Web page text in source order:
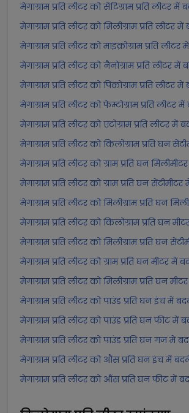
मेगाग्राम प्रति लीटर को सेंटिग्राम प्रति लीटर में
मेगाग्राम प्रति लीटर को मिलीग्राम प्रति लीटर
मेगाग्राम प्रति लीटर को माइक्रोग्राम प्रति
मेगाग्राम प्रति लीटर को नैनोग्राम प्रति लीटर में
मेगाग्राम प्रति लीटर को पिकोग्राम प्रति लीटर
मेगाग्राम प्रति लीटर को फेम्टोग्राम प्रति लीटर
मेगाग्राम प्रति लीटर को एटोग्राम प्रति लीटर में
मेगाग्राम प्रति लीटर को किलोग्राम प्रति घन
मेगाग्राम प्रति लीटर को ग्राम प्रति घन
मेगाग्राम प्रति लीटर को ग्राम प्रति घन
मेगाग्राम प्रति लीटर को मिलीग्राम प्रति घन
मेगाग्राम प्रति लीटर को किलोग्राम प्रति घन
मेगाग्राम प्रति लीटर को मिलीग्राम प्रति घन
मेगाग्राम प्रति लीटर को ग्राम प्रति घन मीटर में
मेगाग्राम प्रति लीटर को मिलीग्राम प्रति घन
मेगाग्राम प्रति लीटर को पाउंड प्रति घन इंच में
मेगाग्राम प्रति लीटर को पाउंड प्रति घन फीट में
मेगाग्राम प्रति लीटर को पाउंड प्रति घन गज में
मेगाग्राम प्रति लीटर को औंस प्रति घन इंच में
मेगाग्राम प्रति लीटर को औंस प्रति घन फीट में